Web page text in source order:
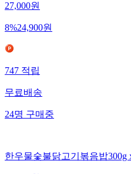
27,000원
8%24,900원
747 적립
무료배송
24명 구매중
한우물숯불닭고기볶음밥300g